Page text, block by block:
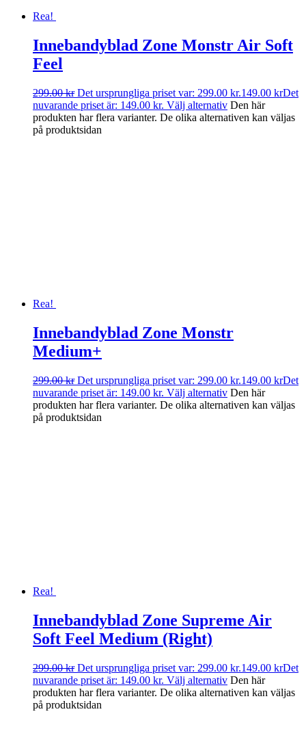
Rea!
Innebandyblad Zone Monstr Air Soft
Feel
299.00kr Det ursprungliga priset var: 299.00 kr.149.00 krDet
nuvarande priset är: 149.00 kr. Välj alternativ Den här
produkten har flera varianter. De olika alternativen kan väljas
på produktsidan
Rea!
Innebandyblad Zone Monstr
Medium+
299.00kr Det ursprungliga priset var: 299.00 kr.149.00 krDet
nuvarande priset är: 149.00 kr. Välj alternativ Den här
produkten har flera varianter. De olika alternativen kan väljas
på produktsidan
Rea!
Innebandyblad Zone Supreme Air
Soft Feel Medium (Right)
299.00kr Det ursprungliga priset var: 299.00 kr.149.00 krDet
nuvarande priset är: 149.00 kr. Välj alternativ Den här
produkten har flera varianter. De olika alternativen kan väljas
på produktsidan